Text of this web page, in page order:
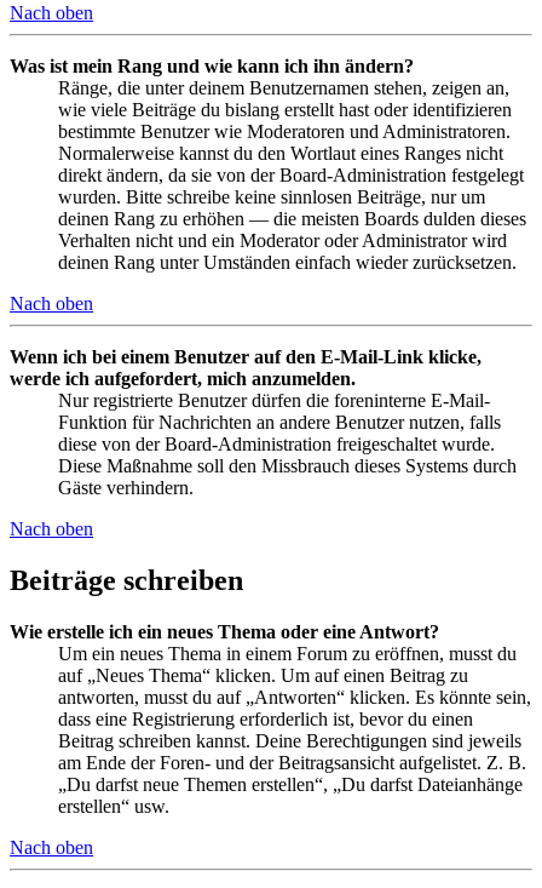
Nach oben
Was ist mein Rang und wie kann ich ihn ändern?
Ränge, die unter deinem Benutzernamen stehen, zeigen an,
wie viele Beiträge du bislang erstellt hast oder identifizieren
bestimmte Benutzer wie Moderatoren und Administratoren.
Normalerweise kannst du den Wortlaut eines Ranges nicht
direkt ändern, da sie von der Board-Administration festgelegt
wurden. Bitte schreibe keine sinnlosen Beiträge, nur um
deinen Rang zu erhöhen — die meisten Boards dulden dieses
Verhalten nicht und ein Moderator oder Administrator wird
deinen Rang unter Umständen einfach wieder zurücksetzen.
Nach oben
Wenn ich bei einem Benutzer auf den E-Mail-Link klicke,
werde ich aufgefordert, mich anzumelden.
Nur registrierte Benutzer dürfen die foreninterne E-Mail-
Funktion für Nachrichten an andere Benutzer nutzen, falls
diese von der Board-Administration freigeschaltet wurde.
Diese Maßnahme soll den Missbrauch dieses Systems durch
Gäste verhindern.
Nach oben
Beiträge schreiben
Wie erstelle ich ein neues Thema oder eine Antwort?
Um ein neues Thema in einem Forum zu eröffnen, musst du
auf „Neues Thema“ klicken. Um auf einen Beitrag zu
antworten, musst du auf „Antworten“ klicken. Es könnte sein,
dass eine Registrierung erforderlich ist, bevor du einen
Beitrag schreiben kannst. Deine Berechtigungen sind jeweils
am Ende der Foren- und der Beitragsansicht aufgelistet. Z. B.
„Du darfst neue Themen erstellen“, „Du darfst Dateianhänge
erstellen“ usw.
Nach oben